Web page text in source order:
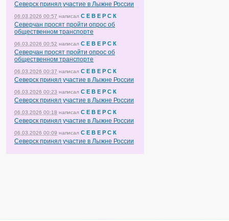
Северск принял участие в Лыжне России
06.03.2026 00:57 написал С Е В Е Р С К
Северчан просят пройти опрос об
общественном транспорте
06.03.2026 00:52 написал С Е В Е Р С К
Северчан просят пройти опрос об
общественном транспорте
06.03.2026 00:37 написал С Е В Е Р С К
Северск принял участие в Лыжне России
06.03.2026 00:23 написал С Е В Е Р С К
Северск принял участие в Лыжне России
06.03.2026 00:18 написал С Е В Е Р С К
Северск принял участие в Лыжне России
06.03.2026 00:09 написал С Е В Е Р С К
Северск принял участие в Лыжне России